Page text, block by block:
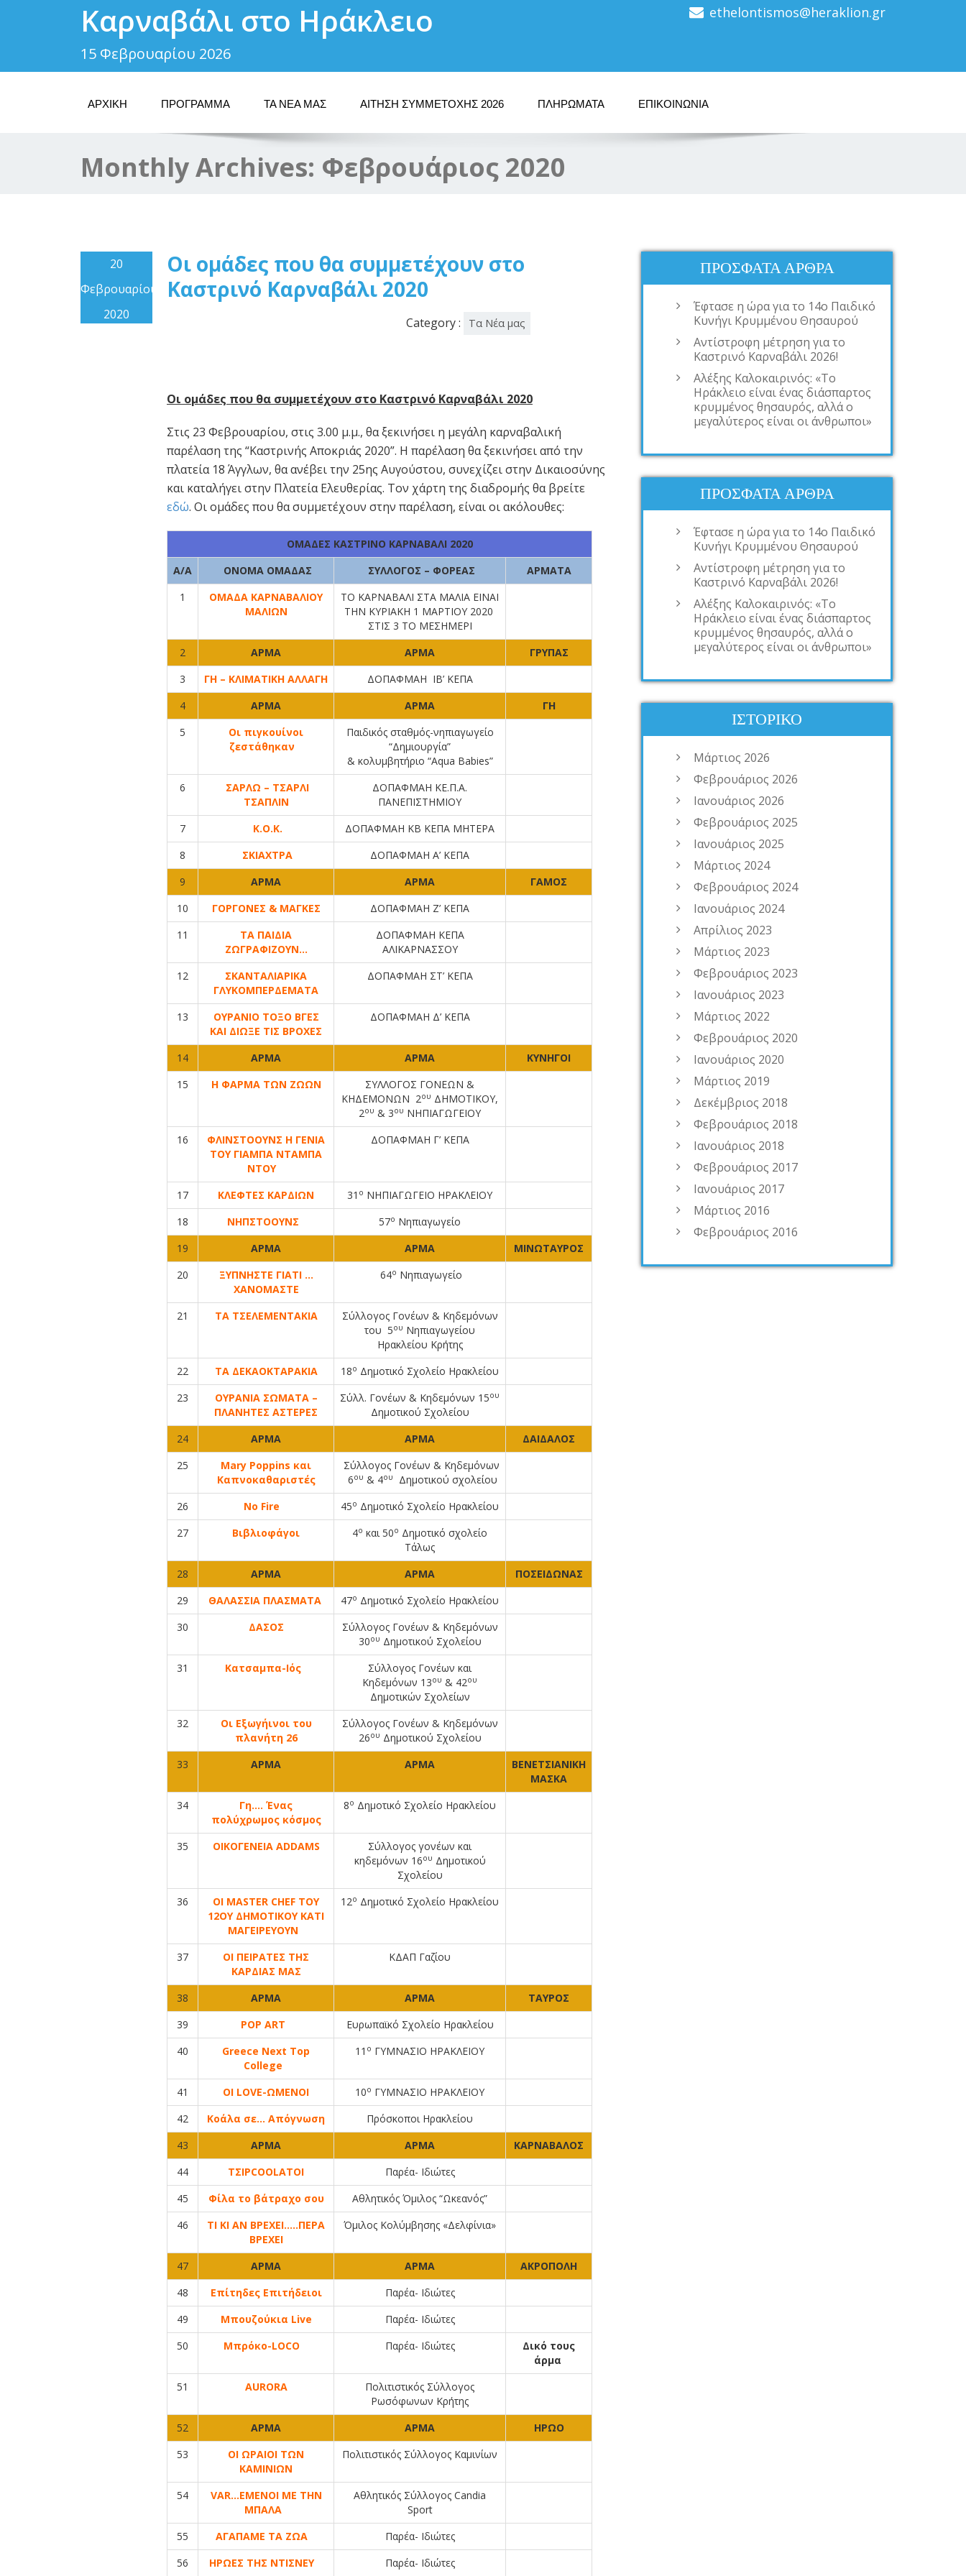
Καρναβάλι στο Ηράκλειο
15 Φεβρουαρίου 2026
ethelontismos@heraklion.gr
ΑΡΧΙΚΗ ΠΡΟΓΡΑΜΜΑ ΤΑ ΝΕΑ ΜΑΣ ΑΊΤΗΣΗ ΣΥΜΜΕΤΟΧΉΣ 2026 ΠΛΗΡΩΜΑΤΑ ΕΠΙΚΟΙΝΩΝΙΑ
Monthly Archives: Φεβρουάριος 2020
20
Φεβρουαρίου
2020
Οι ομάδες που θα συμμετέχουν στο
Καστρινό Καρναβάλι 2020
Category : Τα Νέα μας
Οι ομάδες που θα συμμετέχουν στο Καστρινό Καρναβάλι 2020
Στις 23 Φεβρουαρίου, στις 3.00 μ.μ., θα ξεκινήσει η μεγάλη καρναβαλική
παρέλαση της “Καστρινής Αποκριάς 2020”. Η παρέλαση θα ξεκινήσει από την
πλατεία 18 Άγγλων, θα ανέβει την 25ης Αυγούστου, συνεχίζει στην Δικαιοσύνης
και καταλήγει στην Πλατεία Ελευθερίας. Τον χάρτη της διαδρομής θα βρείτε
εδώ. Οι ομάδες που θα συμμετέχουν στην παρέλαση, είναι οι ακόλουθες:
ΟΜΑΔΕΣ ΚΑΣΤΡΙΝΟ ΚΑΡΝΑΒΑΛΙ 2020
Α/A
ΟΝΟΜΑ ΟΜΑΔΑΣ ΣΥΛΛΟΓΟΣ – ΦΟΡΕΑΣ
ΑΡΜΑΤΑ
1
ΟΜΑΔΑ ΚΑΡΝΑΒΑΛΙΟΥ
ΜΑΛΙΩΝ
ΤΟ ΚΑΡΝΑΒΑΛΙ ΣΤΑ ΜΑΛΙΑ ΕΙΝΑΙ
ΤΗΝ ΚΥΡΙΑΚΗ 1 ΜΑΡΤΙΟΥ 2020
ΣΤΙΣ 3 ΤΟ ΜΕΣΗΜΕΡΙ
2
ΑΡΜΑ ΑΡΜΑ
ΓΡΥΠΑΣ
3
ΓΗ – ΚΛΙΜΑΤΙΚΗ ΑΛΛΑΓΗ
ΔΟΠΑΦΜΑΗ ΙΒ’ ΚΕΠΑ
4
ΑΡΜΑ ΑΡΜΑ
ΓΗ
5
Οι πιγκουίνοι
ζεστάθηκαν
Παιδικός σταθμός-νηπιαγωγείο
“Δημιουργία”
& κολυμβητήριο “Aqua Babies”
6
ΣΑΡΛΩ – ΤΣΑΡΛΙ
ΤΣΑΠΛΙΝ
ΔΟΠΑΦΜΑΗ ΚΕ.Π.Α.
ΠΑΝΕΠΙΣΤΗΜΙΟΥ
7
Κ.Ο.Κ.
ΔΟΠΑΦΜΑΗ ΚΒ ΚΕΠΑ ΜΗΤΕΡΑ
8
ΣΚΙΑΧΤΡΑ
ΔΟΠΑΦΜΑΗ Α’ ΚΕΠΑ
9
ΑΡΜΑ ΑΡΜΑ
ΓΑΜΟΣ
10
ΓΟΡΓΟΝΕΣ & ΜΑΓΚΕΣ
ΔΟΠΑΦΜΑΗ Ζ’ ΚΕΠΑ
11
ΤΑ ΠΑΙΔΙΑ
ΖΩΓΡΑΦΙΖΟΥΝ…
ΔΟΠΑΦΜΑΗ ΚΕΠΑ
ΑΛΙΚΑΡΝΑΣΣΟΥ
12
ΣΚΑΝΤΑΛΙΑΡΙΚΑ
ΓΛΥΚΟΜΠΕΡΔΕΜΑΤΑ
ΔΟΠΑΦΜΑΗ ΣΤ’ ΚΕΠΑ
13
ΟΥΡΑΝΙΟ ΤΟΞΟ ΒΓΕΣ
ΚΑΙ ΔΙΩΞΕ ΤΙΣ ΒΡΟΧΕΣ
ΔΟΠΑΦΜΑΗ Δ’ ΚΕΠΑ
14 ΑΡΜΑ ΑΡΜΑ
ΚΥΝΗΓΟΙ
15
Η ΦΑΡΜΑ ΤΩΝ ΖΩΩΝ
ΣΥΛΛΟΓΟΣ ΓΟΝΕΩΝ &
ΚΗΔΕΜΟΝΩΝ 2ου ΔΗΜΟΤΙΚΟΥ,
2ου & 3ου ΝΗΠΙΑΓΩΓΕΙΟΥ
16
ΦΛΙΝΣΤΟΟΥΝΣ Η ΓΕΝΙΑ
ΤΟΥ ΓΙΑΜΠΑ ΝΤΑΜΠΑ
ΝΤΟΥ
ΔΟΠΑΦΜΑΗ Γ’ ΚΕΠΑ
17 ΚΛΕΦΤΕΣ ΚΑΡΔΙΩΝ 31 ο ΝΗΠΙΑΓΩΓΕΙΟ ΗΡΑΚΛΕΙΟΥ
18
ΝΗΠΣΤΟΟΥΝΣ 57ο Νηπιαγωγείο
19
ΑΡΜΑ ΑΡΜΑ
ΜΙΝΩΤΑΥΡΟΣ
20
ΞΥΠΝΗΣΤΕ ΓΙΑΤΙ …
ΧΑΝΟΜΑΣΤΕ
64ο Νηπιαγωγείο
21 ΤΑ ΤΣΕΛΕΜΕΝΤΑΚΙΑ
Σύλλογος Γονέων & Κηδεμόνων
του 5ου Νηπιαγωγείου
Ηρακλείου Κρήτης
22
ΤΑ ΔΕΚΑΟΚΤΑΡΑΚΙΑ 18ο Δημοτικό Σχολείο Ηρακλείου
23
ΟΥΡΑΝΙΑ ΣΩΜΑΤΑ –
ΠΛΑΝΗΤΕΣ ΑΣΤΕΡΕΣ
Σύλλ. Γονέων & Κηδεμόνων 15ου
Δημοτικού Σχολείου
24
ΑΡΜΑ ΑΡΜΑ
ΔΑΙΔΑΛΟΣ
25
Mary Poppins και
Καπνοκαθαριστές
Σύλλογος Γονέων & Κηδεμόνων
6ου & 4ου
Δημοτικού σχολείου
26
No Fire 45ο Δημοτικό Σχολείο Ηρακλείου
27
Βιβλιοφάγοι 4ο και 50ο Δημοτικό σχολείο
Τάλως
28
ΑΡΜΑ ΑΡΜΑ
ΠΟΣΕΙΔΩΝΑΣ
29
ΘΑΛΑΣΣΙΑ ΠΛΑΣΜΑΤΑ 47ο Δημοτικό Σχολείο Ηρακλείου
30
ΔΑΣΟΣ
Σύλλογος Γονέων & Κηδεμόνων
30ου Δημοτικού Σχολείου
31
Κατσαμπα-Ιός
Σύλλογος Γονέων και
Κηδεμόνων 13ου & 42ου
Δημοτικών Σχολείων
32
Οι Εξωγήινοι του
πλανήτη 26
Σύλλογος Γονέων & Κηδεμόνων
26ου Δημοτικού Σχολείου
33
ΑΡΜΑ ΑΡΜΑ
ΒΕΝΕΤΣΙΑΝΙΚΗ
ΜΑΣΚΑ
34
Γη…. Ένας
πολύχρωμος κόσμος
8ο Δημοτικό Σχολείο Ηρακλείου
35 ΟΙΚΟΓΕΝΕΙΑ ADDAMS
Σύλλογος γονέων και
κηδεμόνων 16ου Δημοτικού
Σχολείου
36
ΟΙ MASTER CHEF TΟΥ
12ΟΥ ΔΗΜΟΤΙΚΟΥ ΚΑΤΙ
ΜΑΓΕΙΡΕΥΟΥΝ
12ο Δημοτικό Σχολείο Ηρακλείου
37
ΟΙ ΠΕΙΡΑΤΕΣ ΤΗΣ
ΚΑΡΔΙΑΣ ΜΑΣ
ΚΔΑΠ Γαζίου
38 ΑΡΜΑ ΑΡΜΑ
ΤΑΥΡΟΣ
39
POP ART
Ευρωπαϊκό Σχολείο Ηρακλείου
40
Greece Next Top
College
11 ο ΓΥΜΝΑΣΙΟ ΗΡΑΚΛΕΙΟΥ
41 ΟΙ LOVE-ΩΜΕΝΟΙ 10ο ΓΥΜΝΑΣΙΟ ΗΡΑΚΛΕΙΟΥ
42
Κοάλα σε… Απόγνωση
Πρόσκοποι Ηρακλείου
43
ΑΡΜΑ ΑΡΜΑ
ΚΑΡΝΑΒΑΛΟΣ
44
ΤΣΙΡCOOLΑΤΟΙ
Παρέα- Ιδιώτες
45
Φίλα το βάτραχο σου
Αθλητικός Όμιλος “Ωκεανός”
46
ΤΙ ΚΙ ΑΝ ΒΡΕΧΕΙ…..ΠΕΡΑ
ΒΡΕΧΕΙ
Όμιλος Κολύμβησης «Δελφίνια»
47 ΑΡΜΑ ΑΡΜΑ
ΑΚΡΟΠΟΛΗ
48
Επίτηδες Επιτήδειοι
Παρέα- Ιδιώτες
49
Μπουζούκια Live
Παρέα- Ιδιώτες
50
Μπρόκο-LOCO Παρέα- Ιδιώτες
Δικό τους
άρμα
51
AURORA
Πολιτιστικός Σύλλογος
Ρωσόφωνων Κρήτης
52
ΑΡΜΑ ΑΡΜΑ
ΗΡΩΟ
53
ΟΙ ΩΡΑΙΟΙ ΤΩΝ
ΚΑΜΙΝΙΩΝ
Πολιτιστικός Σύλλογος Καμινίων
54
VAR…ΕΜΕΝΟΙ ΜΕ ΤΗΝ
ΜΠΑΛΑ
Αθλητικός Σύλλογος Candia
Sport
55
ΑΓΑΠΑΜΕ ΤΑ ΖΩΑ
Παρέα- Ιδιώτες
56
ΗΡΩΕΣ ΤΗΣ ΝΤΙΣΝΕΥ Παρέα- Ιδιώτες
ΠΡΌΣΦΑΤΑ ΆΡΘΡΑ
Έφτασε η ώρα για το 14ο Παιδικό
Κυνήγι Κρυμμένου Θησαυρού
Αντίστροφη μέτρηση για το
Καστρινό Καρναβάλι 2026!
Αλέξης Καλοκαιρινός: «Το
Ηράκλειο είναι ένας διάσπαρτος
κρυμμένος θησαυρός, αλλά ο
μεγαλύτερος είναι οι άνθρωποι»
ΠΡΌΣΦΑΤΑ ΆΡΘΡΑ
Έφτασε η ώρα για το 14ο Παιδικό
Κυνήγι Κρυμμένου Θησαυρού
Αντίστροφη μέτρηση για το
Καστρινό Καρναβάλι 2026!
Αλέξης Καλοκαιρινός: «Το
Ηράκλειο είναι ένας διάσπαρτος
κρυμμένος θησαυρός, αλλά ο
μεγαλύτερος είναι οι άνθρωποι»
ΙΣΤΟΡΙΚΌ
Μάρτιος 2026
Φεβρουάριος 2026
Ιανουάριος 2026
Φεβρουάριος 2025
Ιανουάριος 2025
Μάρτιος 2024
Φεβρουάριος 2024
Ιανουάριος 2024
Απρίλιος 2023
Μάρτιος 2023
Φεβρουάριος 2023
Ιανουάριος 2023
Μάρτιος 2022
Φεβρουάριος 2020
Ιανουάριος 2020
Μάρτιος 2019
Δεκέμβριος 2018
Φεβρουάριος 2018
Ιανουάριος 2018
Φεβρουάριος 2017
Ιανουάριος 2017
Μάρτιος 2016
Φεβρουάριος 2016